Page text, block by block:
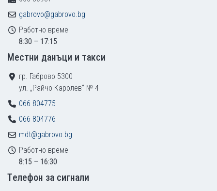
gabrovo@gabrovo.bg
Работно време
8:30 – 17:15
Местни данъци и такси
гр. Габрово 5300
ул. „Райчо Каролев“ № 4
066 804775
066 804776
mdt@gabrovo.bg
Работно време
8:15 – 16:30
Tелефон за сигнали